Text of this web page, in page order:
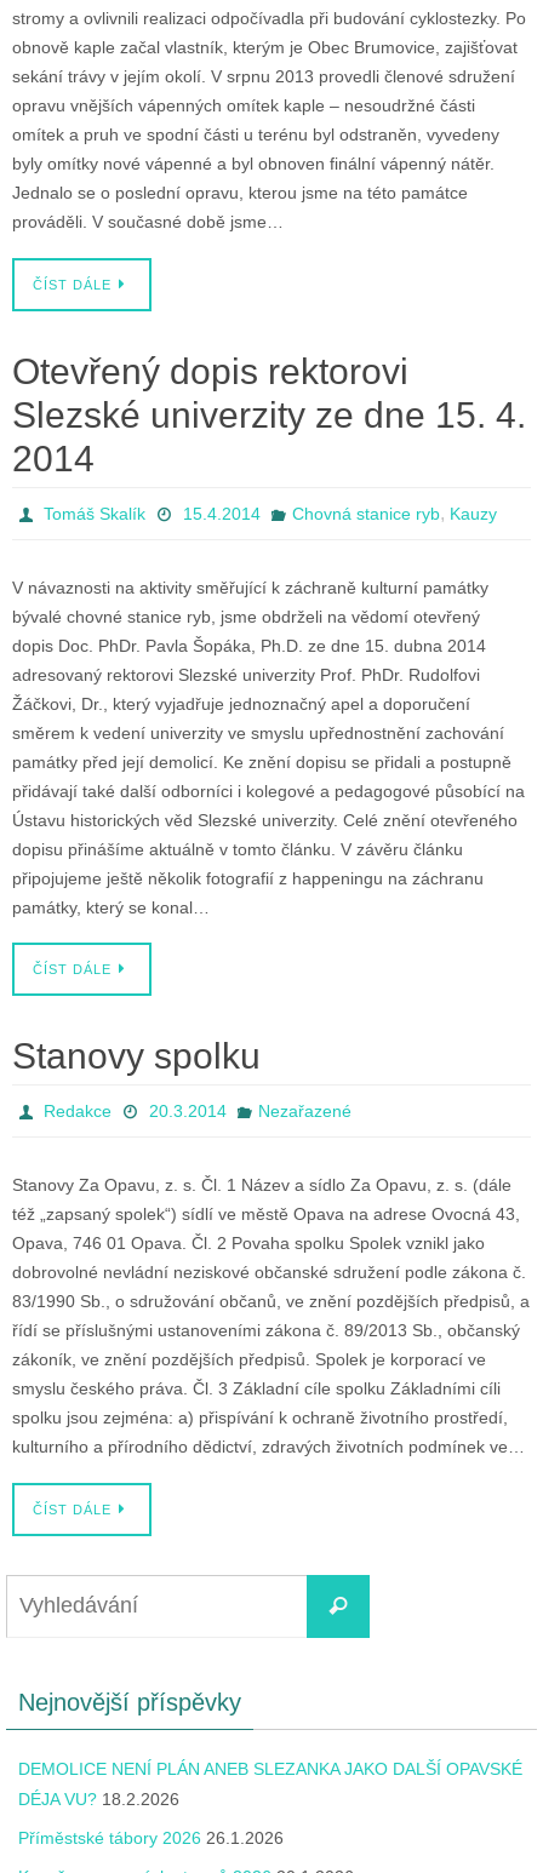
stromy a ovlivnili realizaci odpočívadla při budování cyklostezky. Po
obnově kaple začal vlastník, kterým je Obec Brumovice, zajišťovat
sekání trávy v jejím okolí. V srpnu 2013 provedli členové sdružení
opravu vnějších vápenných omítek kaple – nesoudržné části
omítek a pruh ve spodní části u terénu byl odstraněn, vyvedeny
byly omítky nové vápenné a byl obnoven finální vápenný nátěr.
Jednalo se o poslední opravu, kterou jsme na této památce
prováděli. V současné době jsme…
ČÍST DÁLE
Otevřený dopis rektorovi
Slezské univerzity ze dne 15. 4.
2014
Tomáš Skalík 15.4.2014 Chovná stanice ryb, Kauzy
V návaznosti na aktivity směřující k záchraně kulturní památky
bývalé chovné stanice ryb, jsme obdrželi na vědomí otevřený
dopis Doc. PhDr. Pavla Šopáka, Ph.D. ze dne 15. dubna 2014
adresovaný rektorovi Slezské univerzity Prof. PhDr. Rudolfovi
Žáčkovi, Dr., který vyjadřuje jednoznačný apel a doporučení
směrem k vedení univerzity ve smyslu upřednostnění zachování
památky před její demolicí. Ke znění dopisu se přidali a postupně
přidávají také další odborníci i kolegové a pedagogové působící na
Ústavu historických věd Slezské univerzity. Celé znění otevřeného
dopisu přinášíme aktuálně v tomto článku. V závěru článku
připojujeme ještě několik fotografií z happeningu na záchranu
památky, který se konal…
ČÍST DÁLE
Stanovy spolku
Redakce 20.3.2014 Nezařazené
Stanovy Za Opavu, z. s. Čl. 1 Název a sídlo Za Opavu, z. s. (dále
též „zapsaný spolek“) sídlí ve městě Opava na adrese Ovocná 43,
Opava, 746 01 Opava. Čl. 2 Povaha spolku Spolek vznikl jako
dobrovolné nevládní neziskové občanské sdružení podle zákona č.
83/1990 Sb., o sdružování občanů, ve znění pozdějších předpisů, a
řídí se příslušnými ustanoveními zákona č. 89/2013 Sb., občanský
zákoník, ve znění pozdějších předpisů. Spolek je korporací ve
smyslu českého práva. Čl. 3 Základní cíle spolku Základními cíli
spolku jsou zejména: a) přispívání k ochraně životního prostředí,
kulturního a přírodního dědictví, zdravých životních podmínek ve…
ČÍST DÁLE
Nejnovější příspěvky
DEMOLICE NENÍ PLÁN ANEB SLEZANKA JAKO DALŠÍ OPAVSKÉ
DÉJA VU? 18.2.2026
Příměstské tábory 2026 26.1.2026